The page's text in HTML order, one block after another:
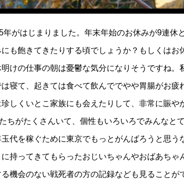
がはじまりました。年末年始のお休みが9連休
も飽きてきたりする頃でしょうか？もしくはお
けの仕事の朝は憂鬱な気分になりそうですね。
寝て、起きては食べて飲んででやや胃腸がお疲
しくいとこ家族にも会えたりして、非常に賑や
ちがたくさんいて、個性もいろいろでみんなと
代を稼ぐために東京でもっとがんばろうと思う
持ってきてもらったおじいちゃんやおばあちゃ
機会のない戦死者の方の記録なども見ることが